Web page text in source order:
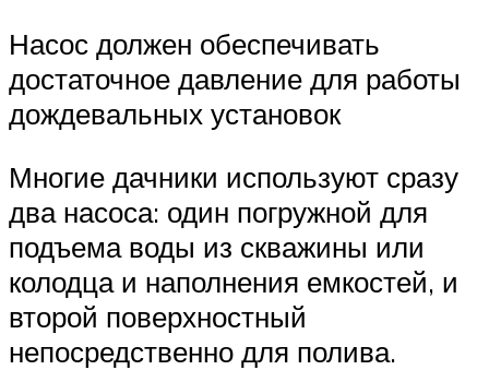
Насос должен обеспечивать
достаточное давление для работы
дождевальных установок
Многие дачники используют сразу
два насоса: один погружной для
подъема воды из скважины или
колодца и наполнения емкостей, и
второй поверхностный
непосредственно для полива.